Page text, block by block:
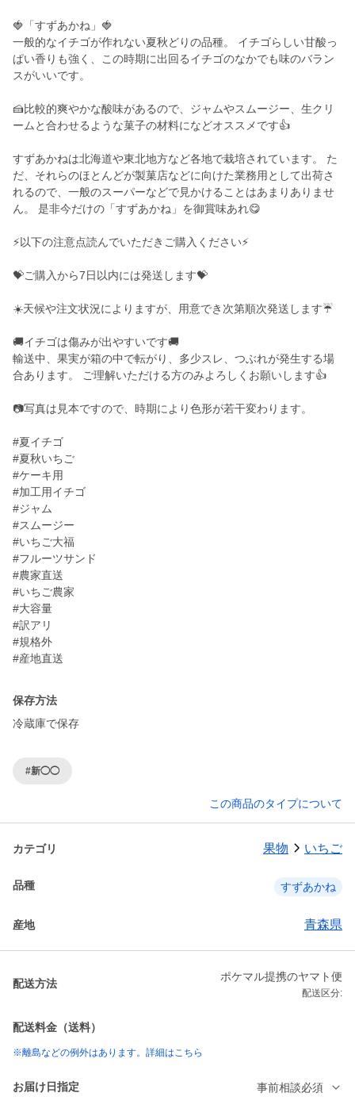
🍓「すずあかね」🍓
一般的なイチゴが作れない夏秋どりの品種。 イチゴらしい甘酸っ
ぱい香りも強く、この時期に出回るイチゴのなかでも味のバラン
スがいいです。
🍰比較的爽やかな酸味があるので、ジャムやスムージー、生クリ
ームと合わせるような菓子の材料になどオススメです👍️
すずあかねは北海道や東北地方など各地で栽培されています。 た
だ、それらのほとんどが製菓店などに向けた業務用として出荷さ
れるので、一般のスーパーなどで見かけることはあまりありませ
ん。 是非今だけの「すずあかね」を御賞味あれ😋
⚡️以下の注意点読んでいただきご購入ください⚡️
💝ご購入から7日以内には発送します💝
☀️天候や注文状況によりますが、用意でき次第順次発送します☔️
🚚イチゴは傷みが出やすいです🚚
輸送中、果実が箱の中で転がり、多少スレ、つぶれが発生する場
合あります。 ご理解いただける方のみよろしくお願いします👍️
📷️写真は見本ですので、時期により色形が若干変わります。
#夏イチゴ
#夏秋いちご
#ケーキ用
#加工用イチゴ
#ジャム
#スムージー
#いちご大福
#フルーツサンド
#農家直送
#いちご農家
#大容量
#訳アリ
#規格外
#産地直送
保存方法
冷蔵庫で保存
#新◯◯
この商品のタイプについて
カテゴリ 果物 いちご
品種 すずあかね
産地 青森県
配送方法
ポケマル提携のヤマト便
配送区分:
配送料金（送料）
※離島などの例外はあります。詳細はこちら
お届け日指定 事前相談必須